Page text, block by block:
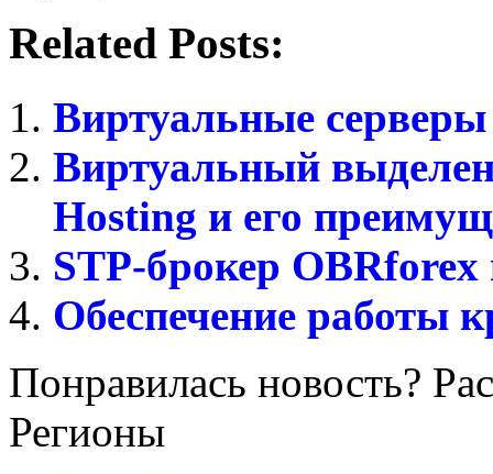
Related Posts:
Виртуальные
Виртуальный
Hosting и его
STP-брокер
Обеспечение работы
Понравилась новость?
Регионы